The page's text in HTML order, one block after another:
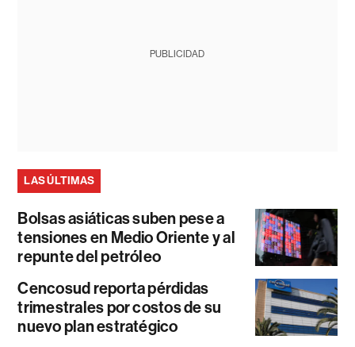
PUBLICIDAD
LAS ÚLTIMAS
Bolsas asiáticas suben pese a
tensiones en Medio Oriente y al
repunte del petróleo
Cencosud reporta pérdidas
trimestrales por costos de su
nuevo plan estratégico